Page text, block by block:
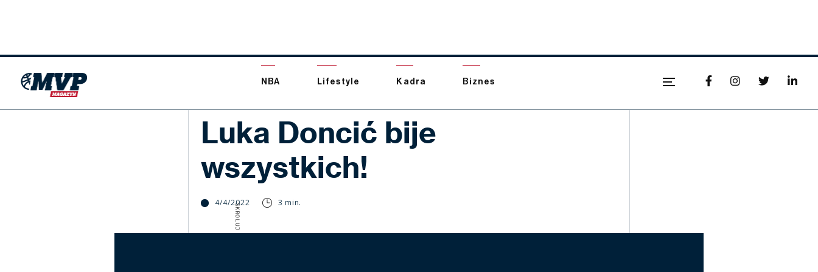
NBA Lifestyle Kadra Biznes    
Luka Doncić bije
wszystkich!
4/4/2022 3 min.
SKROLUJ W DÓŁ